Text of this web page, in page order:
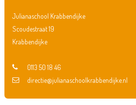
Julianaschool Krabbendijke
Scoudestraat 19
Krabbendijke
0113 50 18 46
directie@julianaschoolkrabbendijke.nl